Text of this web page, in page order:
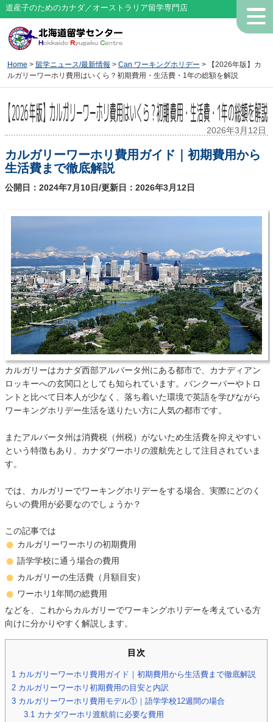
道産子のためのカナダ／オーストラリア留学専門店
Home > 留学ニュース/最新情報 > Can ワーキングホリデー > 【2026年版】カ
ルガリーワーホリ費用はいくら？初期費用・生活費・1年の総額を解説
【2026年版】カルガリーワーホリ費用はいくら？初期費用・生活費・1年の総額を解説
2026年3月12日
カルガリーワーホリ費用ガイド｜初期費用から
生活費まで徹底解説
公開日：2024年7月10日/更新日：2026年3月12日
カルガリーはカナダ西部アルバータ州にある都市で、カナディアン
ロッキーへの玄関口としても知られています。バンクーバーやトロ
ントと比べて日本人が少なく、落ち着いた環境で英語を学びながら
ワーキングホリデー生活を送りたい方に人気の都市です。
またアルバータ州は消費税（州税）がないため生活費を抑えやすい
という特徴もあり、カナダワーホリの渡航先として注目されていま
す。
では、カルガリーでワーキングホリデーをする場合、実際にどのく
らいの費用が必要なのでしょうか？
この記事では
カルガリーワーホリの初期費用
語学学校に通う場合の費用
カルガリーの生活費（月額目安）
ワーホリ1年間の総費用
などを、これからカルガリーでワーキングホリデーを考えている方
向けに分かりやすく解説します。
目次
1 カルガリーワーホリ費用ガイド｜初期費用から生活費まで徹底解説
2 カルガリーワーホリ初期費用の目安と内訳
3 カルガリーワーホリ費用モデル①｜語学学校12週間の場合
3.1 カナダワーホリ渡航前に必要な費用